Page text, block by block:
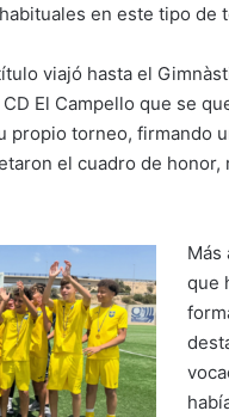
en este tipo de
viajó hasta el
El Campello que se
propio torneo, firmando
el cuadro de
Más
que